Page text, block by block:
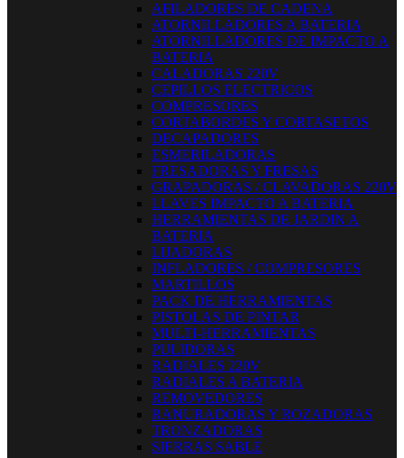
AFILADORES DE CADENA
ATORNILLADORES A BATERIA
ATORNILLADORES DE IMPACTO A
BATERIA
CALADORAS 220V
CEPILLOS ELECTRICOS
COMPRESORES
CORTABORDES Y CORTASETOS
DECAPADORES
ESMERILADORAS
FRESADORAS Y FRESAS
GRAPADORAS / CLAVADORAS 220V
LLAVES IMPACTO A BATERIA
HERRAMIENTAS DE JARDIN A
BATERIA
LIJADORAS
INFLADORES / COMPRESORES
MARTILLOS
PACK DE HERRAMIENTAS
PISTOLAS DE PINTAR
MULTI-HERRAMIENTAS
PULIDORAS
RADIALES 220V
RADIALES A BATERIA
REMOVEDORES
RANURADORAS Y ROZADORAS
TRONZADORAS
SIERRAS SABLE